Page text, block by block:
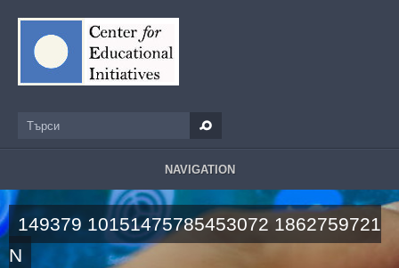
Търси
NAVIGATION
149379 10151475785453072 1862759721
N